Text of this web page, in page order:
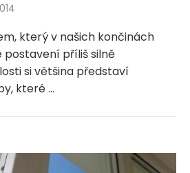
který v našich končinách
příliš silně
si většina představí
které …